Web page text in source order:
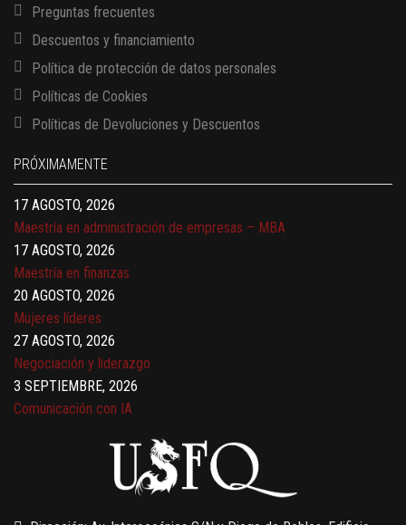
Preguntas frecuentes
Descuentos y financiamiento
Política de protección de datos personales
Políticas de Cookies
Políticas de Devoluciones y Descuentos
PRÓXIMAMENTE
13 AGOSTO, 2026
17 AGOSTO, 2026
Gerencia de empresas familiares
17 AGOSTO, 2026
Maestría en administración de empresas – MBA
17 AGOSTO, 2026
Maestría en finanzas
20 AGOSTO, 2026
Mujeres líderes
27 AGOSTO, 2026
Negociación y liderazgo
3 SEPTIEMBRE, 2026
Comunicación con IA
Gobernanza de datos
13 AGOSTO, 2026
Finanzas para no financieros